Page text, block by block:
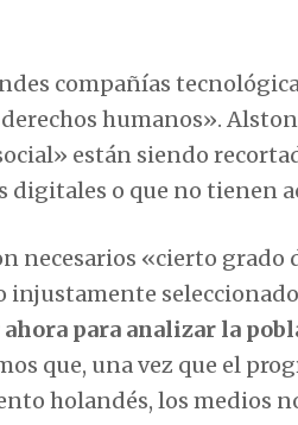
compañías
humanos».
están siendo
o que no tienen
necesarios «cierto grado
para analizar la
que, una vez que el
holandés, los medios